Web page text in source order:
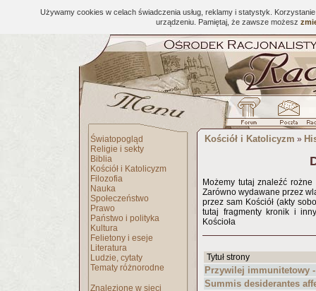
Używamy cookies w celach świadczenia usług, reklamy i statystyk.
urządzeniu. Pamiętaj, że zawsze możesz
Światopogląd
Religie i sekty
Biblia
Kościół i Katolicyzm
Filozofia
Nauka
Społeczeństwo
Prawo
Państwo i polityka
Kultura
Felietony i eseje
Literatura
Ludzie, cytaty
Tematy różnorodne
Znalezione w sieci
Kościół i Katolicyzm »
Możemy tutaj znaleźć rożne
Zarówno wydawane przez
przez sam Kościół (akty
tutaj fragmenty kronik i
Kościoła
Tytuł strony
Przywilej immunitetowy
Summis desiderantes